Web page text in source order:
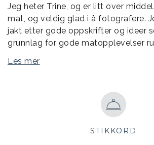
Jeg heter Trine, og er litt over
mat, og veldig glad i å fotografere.
jakt etter gode oppskrifter og ideer
grunnlag for gode matopplevelser
Les mer
STIKKORD